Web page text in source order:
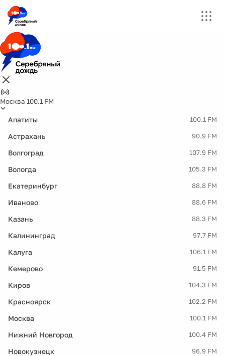
Москва 100.1 FM
Апатиты 100.1 FM
Астрахань 90.9 FM
Волгоград 107.9 FM
Вологда 105.3 FM
Екатеринбург 88.8 FM
Иваново 88.6 FM
Казань 88.3 FM
Калининград 97.7 FM
Калуга 106.1 FM
Кемерово 91.5 FM
Киров 104.3 FM
Красноярск 102.2 FM
Москва 100.1 FM
Нижний Новгород 100.4 FM
Новокузнецк 96.9 FM